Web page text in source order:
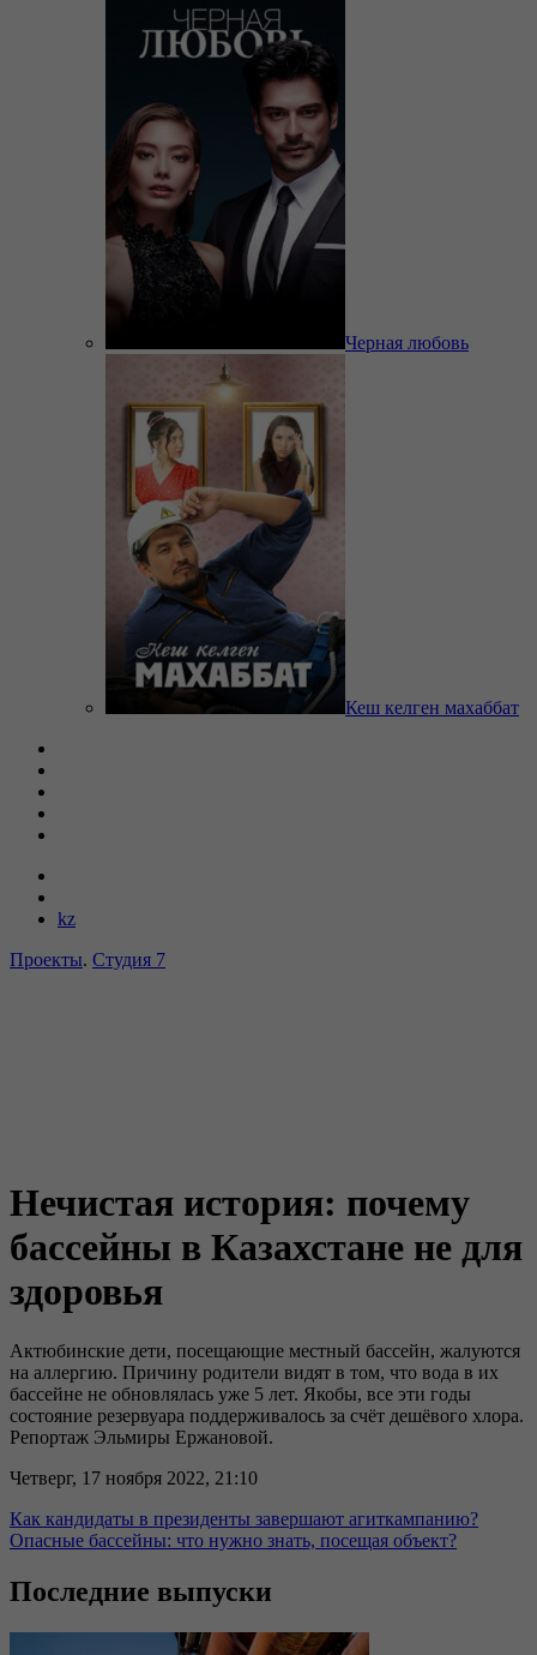
Черная любовь
Кеш келген махаббат
kz
Проекты. Студия 7
Нечистая история: почему
бассейны в Казахстане не для
здоровья
Актюбинские дети, посещающие местный бассейн, жалуются
на аллергию. Причину родители видят в том, что вода в их
бассейне не обновлялась уже 5 лет. Якобы, все эти годы
состояние резервуара поддерживалось за счёт дешёвого хлора.
Репортаж Эльмиры Ержановой.
Четверг, 17 ноября 2022, 21:10
Как кандидаты в президенты завершают агиткампанию?
Опасные бассейны: что нужно знать, посещая объект?
Последние выпуски